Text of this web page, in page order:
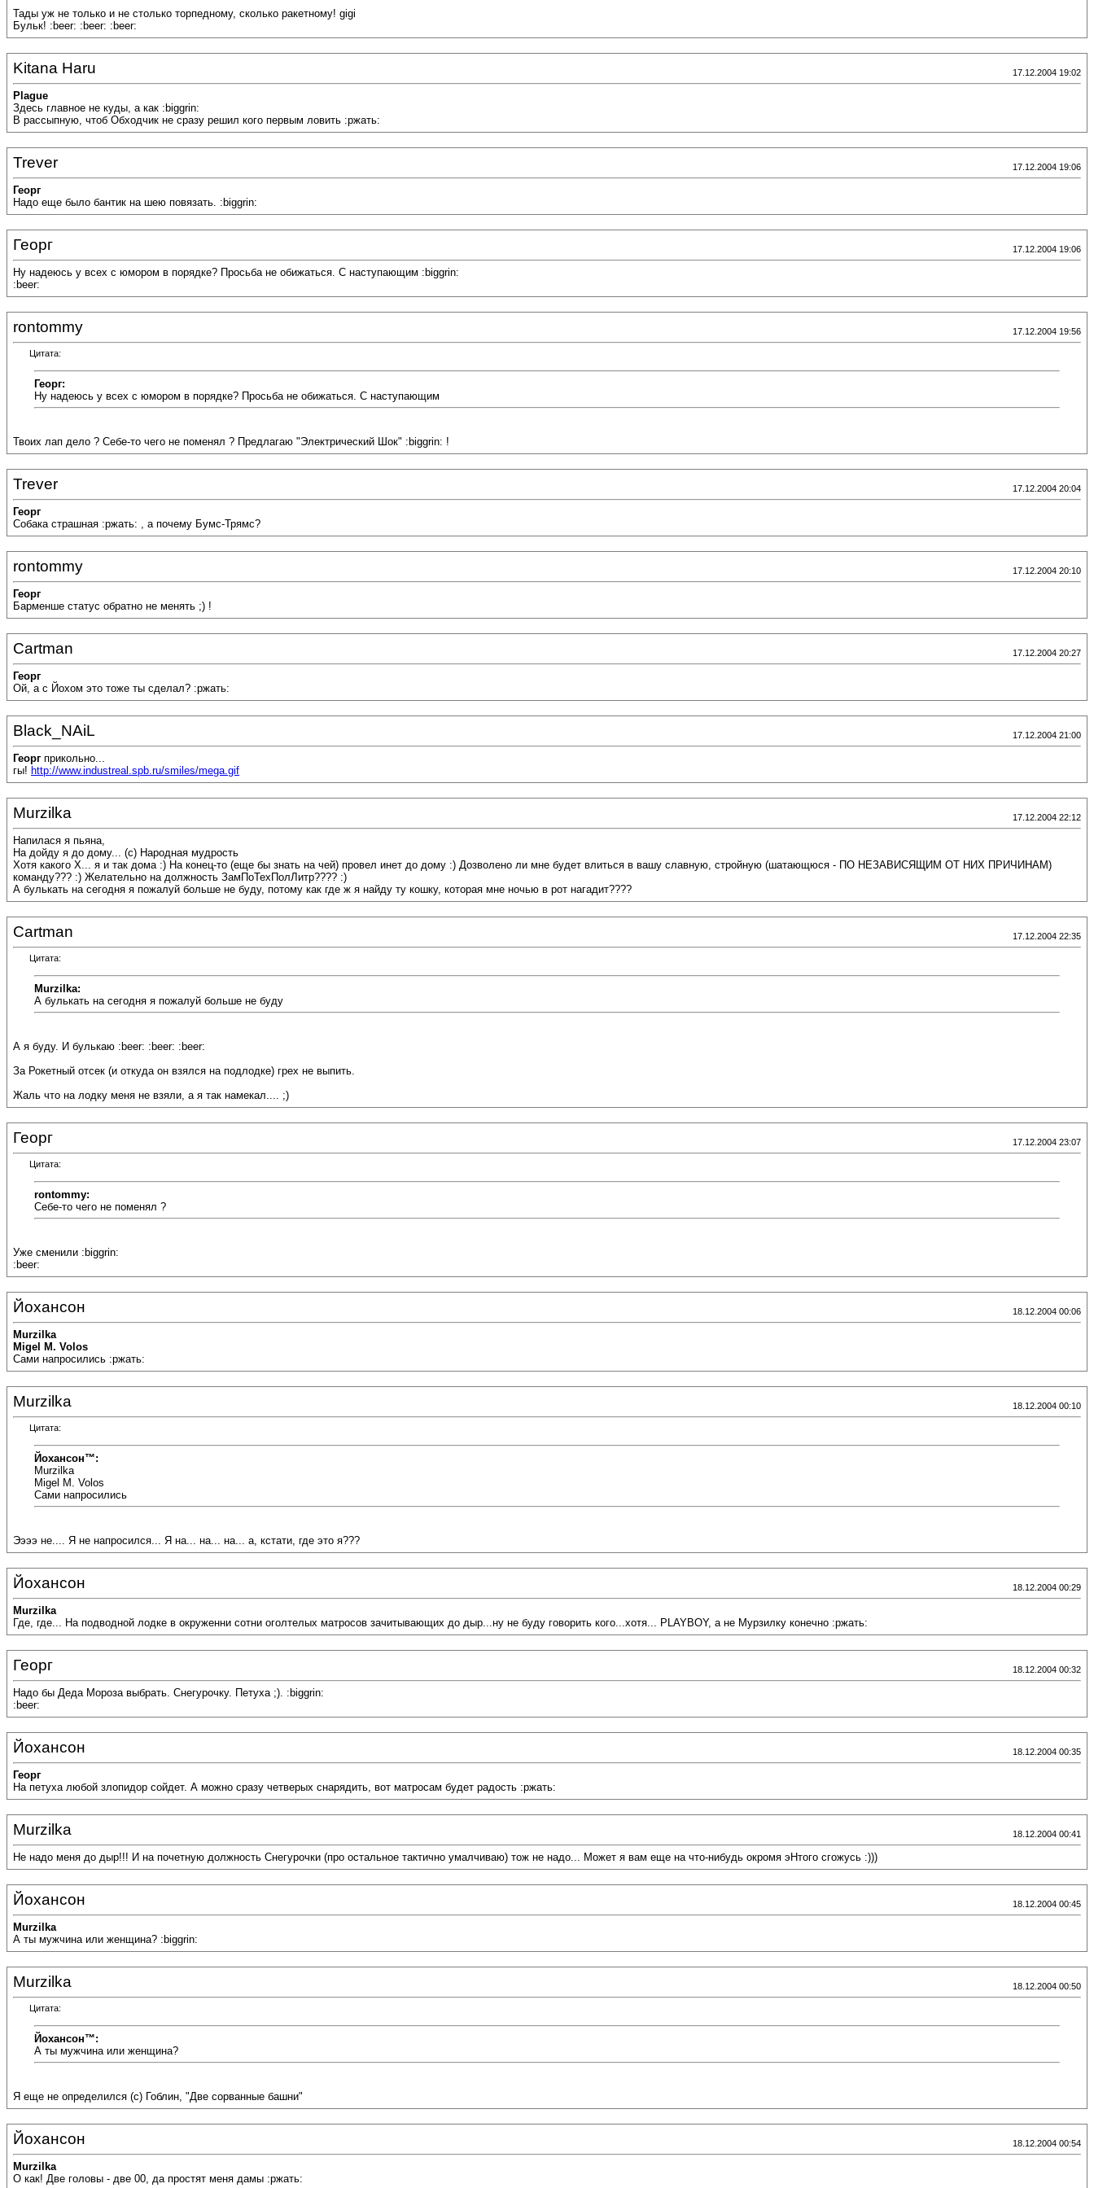
Тады уж не только и не столько торпедному, сколько ракетному! gigi
Бульк! :beer: :beer: :beer:
Kitana Haru 17.12.2004 19:02
Plague
Здесь главное не куды, а как :biggrin:
В рассыпную, чтоб Обходчик не сразу решил кого первым ловить :ржать:
Trever 17.12.2004 19:06
Георг
Надо еще было бантик на шею повязать. :biggrin:
Георг 17.12.2004 19:06
Ну надеюсь у всех с юмором в порядке? Просьба не обижаться. С наступающим :biggrin:
:beer:
rontommy 17.12.2004 19:56
Цитата:
Георг:
Ну надеюсь у всех с юмором в порядке? Просьба не обижаться. С наступающим
Твоих лап дело ? Себе-то чего не поменял ? Предлагаю "Электрический Шок" :biggrin: !
Trever 17.12.2004 20:04
Георг
Собака страшная :ржать: , а почему Бумс-Трямс?
rontommy 17.12.2004 20:10
Георг
Барменше статус обратно не менять ;) !
Cartman 17.12.2004 20:27
Георг
Ой, а с Йохом это тоже ты сделал? :ржать:
Black_NAiL 17.12.2004 21:00
Георг прикольно...
гы! http://www.industreal.spb.ru/smiles/mega.gif
Murzilka 17.12.2004 22:12
Напилася я пьяна,
На дойду я до дому... (с) Народная мудрость
Хотя какого Х... я и так дома :) На конец-то (еще бы знать на чей) провел инет до дому :) Дозволено ли мне будет влиться в вашу славную, стройную (шатающюся - ПО НЕЗАВИСЯЩИМ ОТ НИХ ПРИЧИНАМ)
команду??? :) Желательно на должность ЗамПоТехПолЛитр???? :)
А булькать на сегодня я пожалуй больше не буду, потому как где ж я найду ту кошку, которая мне ночью в рот нагадит????
Cartman 17.12.2004 22:35
Цитата:
Murzilka:
А булькать на сегодня я пожалуй больше не буду
А я буду. И булькаю :beer: :beer: :beer:
За Рокетный отсек (и откуда он взялся на подлодке) грех не выпить.
Жаль что на лодку меня не взяли, а я так намекал.... ;)
Георг 17.12.2004 23:07
Цитата:
rontommy:
Себе-то чего не поменял ?
Уже сменили :biggrin:
:beer:
Йохансон 18.12.2004 00:06
Murzilka
Migel M. Volos
Сами напросились :ржать:
Murzilka 18.12.2004 00:10
Цитата:
Йохансон™:
Murzilka
Migel M. Volos
Сами напросились
Ээээ не.... Я не напросился... Я на... на... на... а, кстати, где это я???
Йохансон 18.12.2004 00:29
Murzilka
Где, где... На подводной лодке в окруженни сотни оголтелых матросов зачитывающих до дыр...ну не буду говорить кого...хотя... PLAYBOY, а не Мурзилку конечно :ржать:
Георг 18.12.2004 00:32
Надо бы Деда Мороза выбрать. Снегурочку. Петуха ;). :biggrin:
:beer:
Йохансон 18.12.2004 00:35
Георг
На петуха любой злопидор сойдет. А можно сразу четверых снарядить, вот матросам будет радость :ржать:
Murzilka 18.12.2004 00:41
Не надо меня до дыр!!! И на почетную должность Снегурочки (про остальное тактично умалчиваю) тож не надо... Может я вам еще на что-нибудь окромя эНтого сгожусь :)))
Йохансон 18.12.2004 00:45
Murzilka
А ты мужчина или женщина? :biggrin:
Murzilka 18.12.2004 00:50
Цитата:
Йохансон™:
А ты мужчина или женщина?
Я еще не определился (с) Гоблин, "Две сорванные башни"
Йохансон 18.12.2004 00:54
Murzilka
О как! Две головы - две 00, да простят меня дамы :ржать: